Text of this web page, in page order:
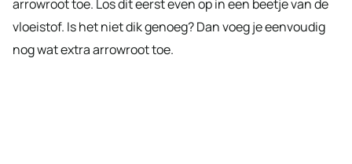
arrowroot toe. Los dit eerst even op in een beetje van de
vloeistof. Is het niet dik genoeg? Dan voeg je eenvoudig
nog wat extra arrowroot toe.